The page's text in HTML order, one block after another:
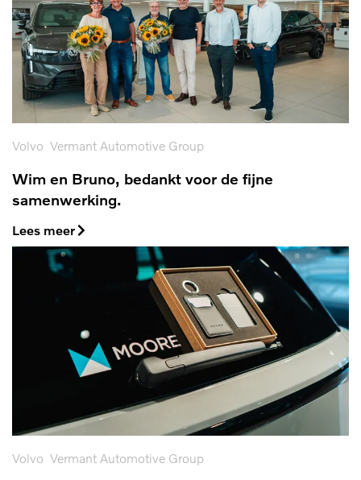
Volvo Vermant Automotive Group
Wim en Bruno, bedankt voor de fijne
samenwerking.
Lees meer
Volvo Vermant Automotive Group